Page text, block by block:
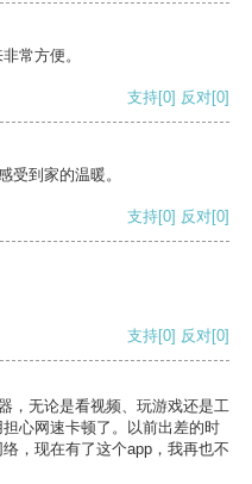
常方便。
支持[0] 反对[0]
受到家的温暖。
支持[0] 反对[0]
支持[0] 反对[0]
，无论是看视频、玩游戏还是工
心网速卡顿了。以前出差的时
，现在有了这个app，我再也不